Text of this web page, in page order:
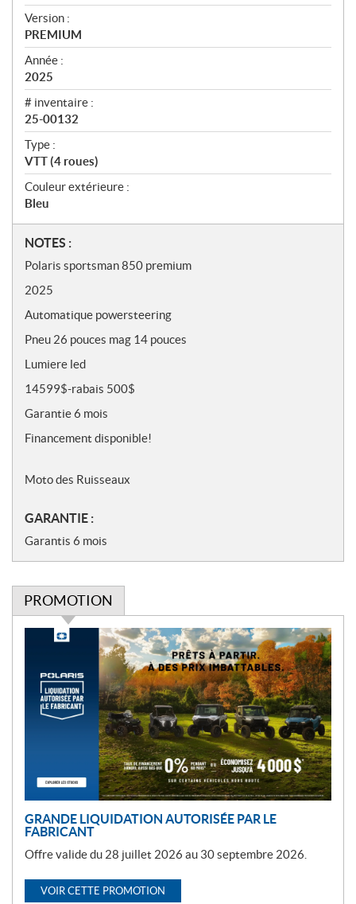
Version :
PREMIUM
Année :
2025
# inventaire :
25-00132
Type :
VTT (4 roues)
Couleur extérieure :
Bleu
N
o
e
s
NOTES :
Polaris sportsman 850 premium
2025
Automatique powersteering
Pneu 26 pouces mag 14 pouces
Lumiere led
14599$-rabais 500$
Garantie 6 mois
Financement disponible!
Moto des Ruisseaux
GARANTIE :
Garantis 6 mois
PROMOTION
GRANDE LIQUIDATION AUTORISÉE PAR LE
FABRICANT
Offre valide du 28 juillet 2026 au 30 septembre 2026.
VOIR CETTE PROMOTION